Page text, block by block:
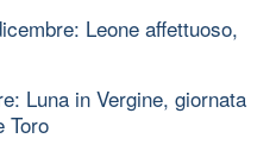
Leone affettuoso,
Luna in Vergine, giornata
Toro